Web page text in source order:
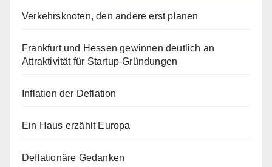
Verkehrsknoten, den andere erst planen
Frankfurt und Hessen gewinnen deutlich an
Attraktivität für Startup-Gründungen
Inflation der Deflation
Ein Haus erzählt Europa
Deflationäre Gedanken